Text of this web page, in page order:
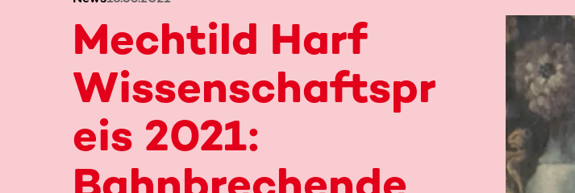
Mechtild Harf
Wissenschaftspr
eis 2021: